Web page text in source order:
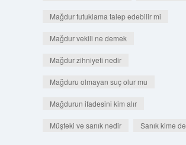
Mağdur tutuklama talep edebilir mi
Mağdur vekili ne demek
Mağdur zihniyeti nedir
Mağduru olmayan suç olur mu
Mağdurun ifadesini kim alır
Müşteki ve sanık nedir Sanık kime